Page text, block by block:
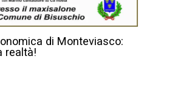
di Monteviasco:
realtà!